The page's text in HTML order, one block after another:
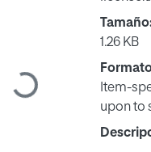
Cargando...
1.26 KB
Item-
upon to